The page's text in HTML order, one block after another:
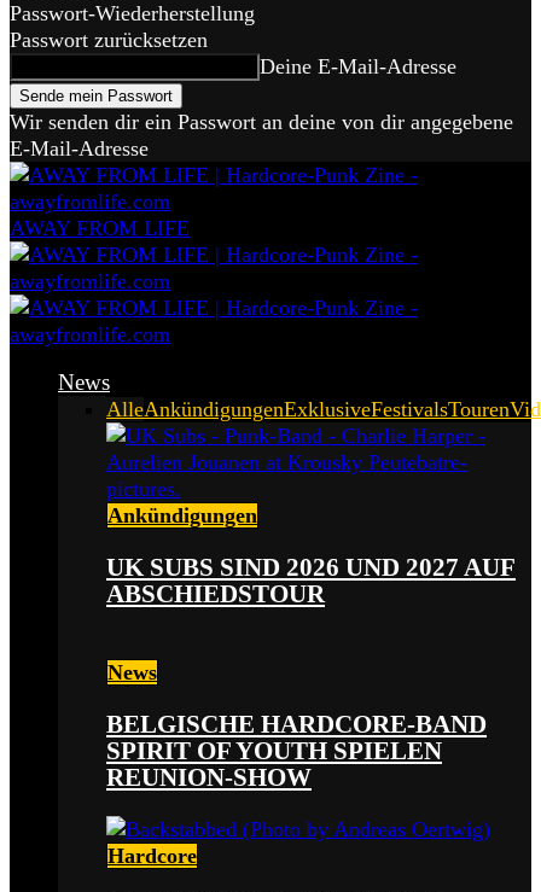
Passwort-Wiederherstellung
Passwort zurücksetzen
Deine E-Mail-Adresse
Wir senden dir ein Passwort an deine von dir angegebene
E-Mail-Adresse
AWAY FROM LIFE
News
AlleAnkündigungenExklusiveFestivalsTouren
Ankündigungen
UK SUBS SIND 2026 UND 2027 AUF
ABSCHIEDSTOUR
News
BELGISCHE HARDCORE-BAND
SPIRIT OF YOUTH SPIELEN
REUNION-SHOW
Hardcore